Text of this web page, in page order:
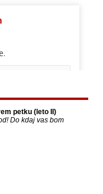
the
group of
it's been